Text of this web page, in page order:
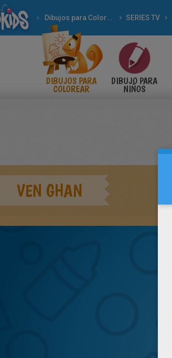
Dibujos para Colorear SERIES TV
DIBUJOS PARA
COLOREAR
DIBUJO PARA
NIÑOS
VEN GHAN